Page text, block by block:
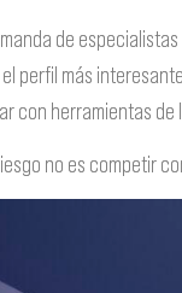
de especialistas
perfil más
con herramientas de
no es competir